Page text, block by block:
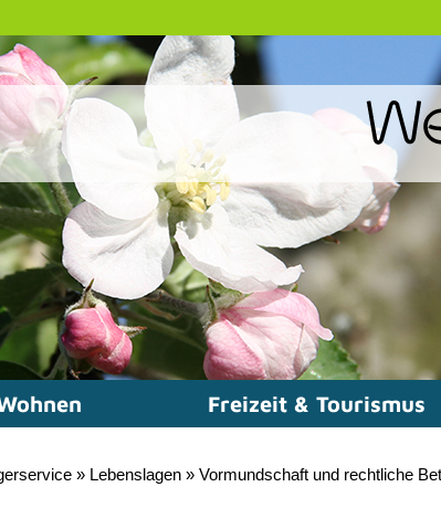
Freizeit & Tourismus
» Lebenslagen » Vormundschaft und rechtliche